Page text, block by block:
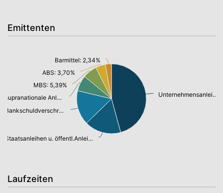
Emittenten
Unternehmensanleihen: 37,27%
Staatsanleihen u. öffentl.Anleihen: 13,81%
Bankschuldverschreibung: 13,04%
supranationale Anleihen: 5,92%
MBS: 5,39%
ABS: 3,70%
Barmittel: 2,34%
Laufzeiten